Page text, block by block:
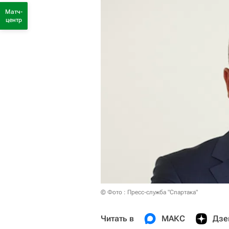
© Фото : Пресс-служба "Спартака"
Читать в МАКС
Матч-
центр